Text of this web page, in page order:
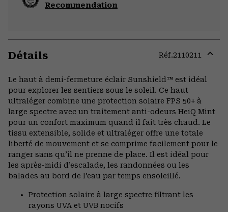
Recommendation
Détails Réf.2110211
or
Le haut à demi-fermeture éclair Sunshield™ est idéal
pour explorer les sentiers sous le soleil. Ce haut
ultraléger combine une protection solaire FPS 50+ à
large spectre avec un traitement anti-odeurs HeiQ Mint
pour un confort maximum quand il fait très chaud. Le
tissu extensible, solide et ultraléger offre une totale
liberté de mouvement et se comprime facilement pour le
ranger sans qu’il ne prenne de place. Il est idéal pour
les après-midi d’escalade, les randonnées ou les
balades au bord de l’eau par temps ensoleillé.
Protection solaire à large spectre filtrant les
rayons UVA et UVB nocifs